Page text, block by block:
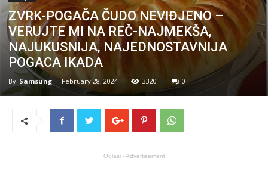
ZVRK-POGAČA ČUDO NEVIĐJENO –
VERUJTE MI NA REČ-NAJMEKŠA,
NAJUKUSNIJA, NAJEDNOSTAVNIJA
POGACA IKADA
By Samsung - February 28, 2024 3320 0
Oglasi - Advertisement